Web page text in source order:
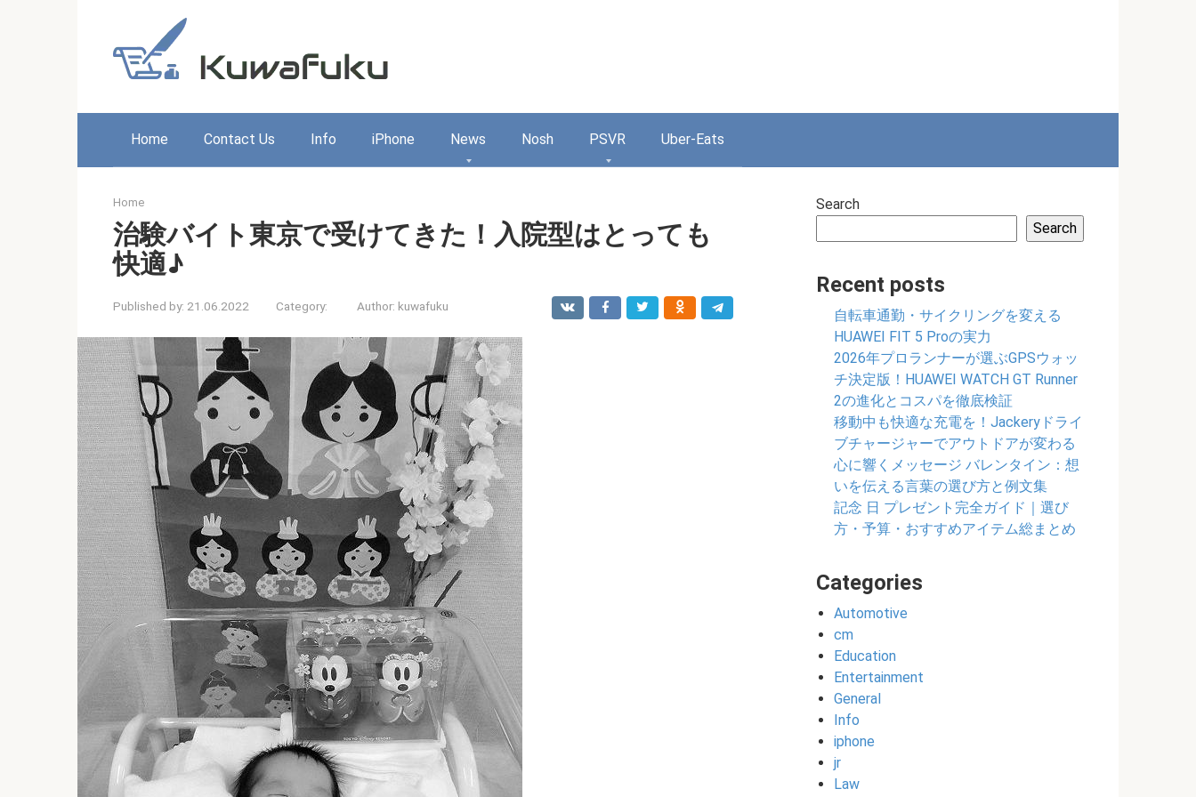
Home Contact Us Info iPhone News Nosh PSVR Uber-Eats
Home
治験バイト東京で受けてきた！入院型はとっても
快適♪
Published by: 21.06.2022 Category: Author: kuwafuku
Search
Search
Recent posts
自転車通勤・サイクリングを変える
HUAWEI FIT 5 Proの実力
2026年プロランナーが選ぶGPSウォッ
チ決定版！HUAWEI WATCH GT Runner
2の進化とコスパを徹底検証
移動中も快適な充電を！Jackeryドライ
ブチャージャーでアウトドアが変わる
心に響くメッセージ バレンタイン：想
いを伝える言葉の選び方と例文集
記念 日 プレゼント完全ガイド｜選び
方・予算・おすすめアイテム総まとめ
Categories
Automotive
cm
Education
Entertainment
General
Info
iphone
jr
Law